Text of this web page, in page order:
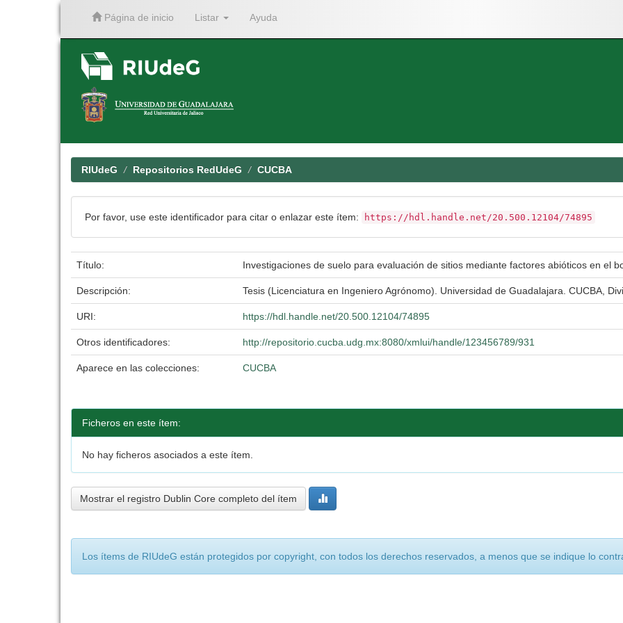
Página de inicio Listar Ayuda
RIUdeG Repositorios RedUdeG CUCBA
Por favor, use este identificador para citar o enlazar este ítem: https://hdl.handle.net/20.500.12104/74895
Título: Investigaciones de suelo para evaluación de sitios mediante factores abióticos en el
Descripción: Tesis (Licenciatura en Ingeniero Agrónomo). Universidad de Guadalajara. CUCBA,
URI: https://hdl.handle.net/20.500.12104/74895
Otros identificadores: http://repositorio.cucba.udg.mx:8080/xmlui/handle/123456789/931
Aparece en las colecciones: CUCBA
Ficheros en este ítem:
No hay ficheros asociados a este ítem.
Mostrar el registro Dublin Core completo del ítem
Los ítems de RIUdeG están protegidos por copyright, con todos los derechos reservados, a menos que se indique lo